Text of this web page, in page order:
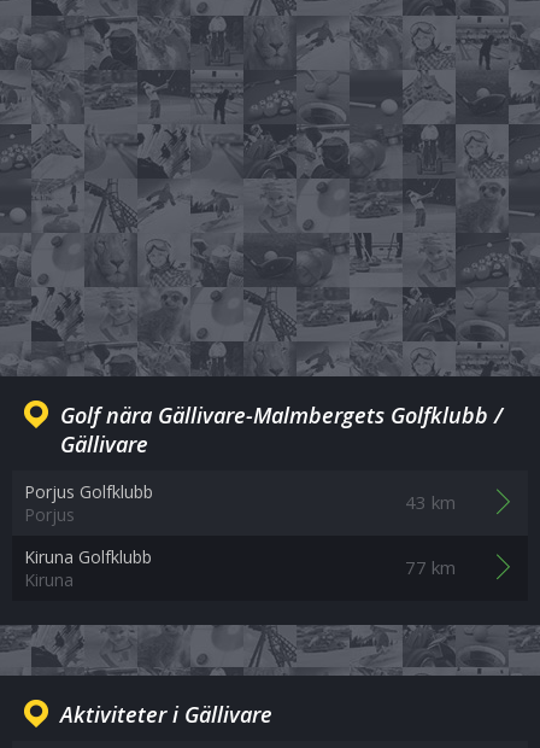
Golf nära Gällivare-Malmbergets Golfklubb /
Gällivare
Porjus Golfklubb
Porjus
43 km
Kiruna Golfklubb
Kiruna
77 km
Aktiviteter i Gällivare